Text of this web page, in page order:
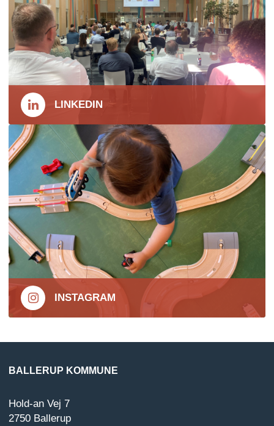
LINKEDIN
INSTAGRAM
BALLERUP KOMMUNE
Hold-an Vej 7
2750 Ballerup